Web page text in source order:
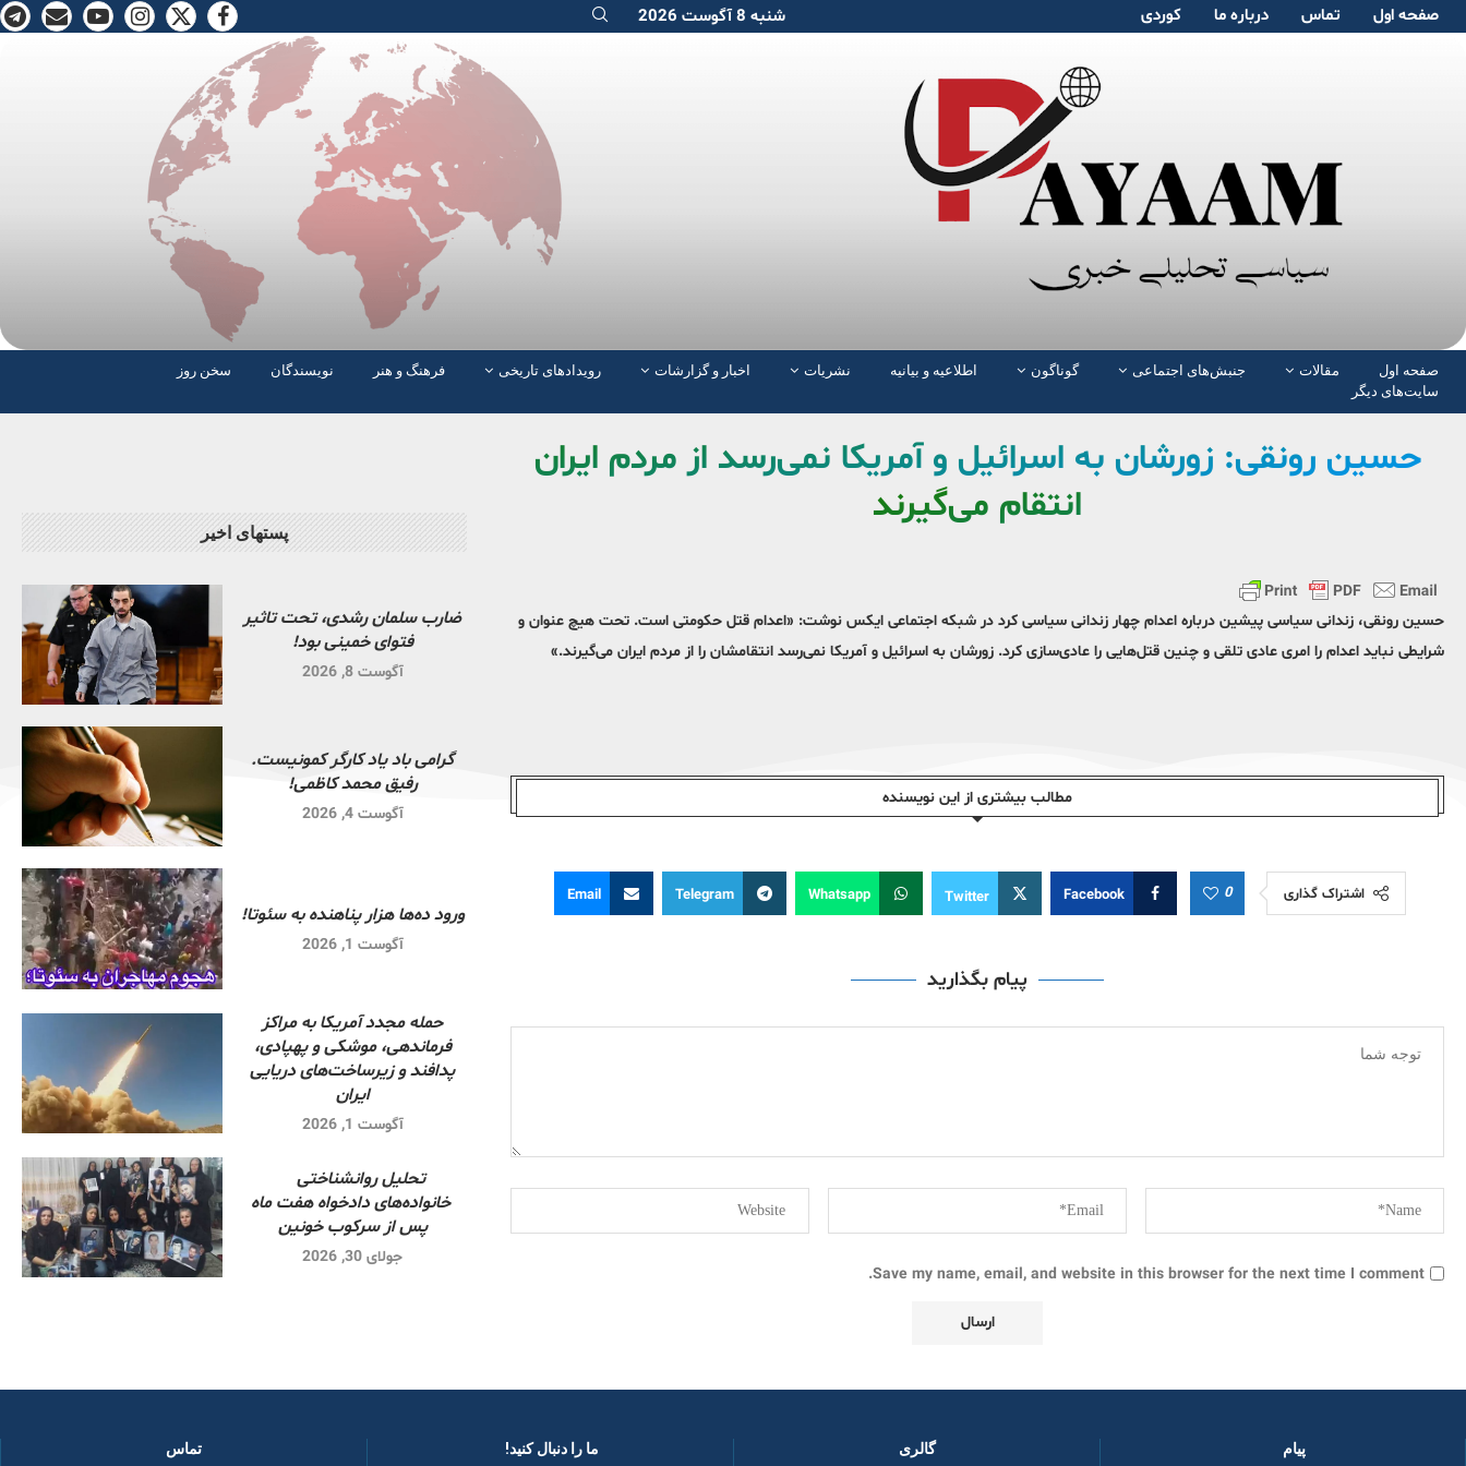
صفحە اول تماس دربارە ما کوردی شنبه 8 آگوست 2026
صفحە اول مقالات جنبش‌های اجتماعی گوناگون اطلاعیه و بیانیه نشریات اخبار و گزارشات رویدادهای تاریخی فرهنگ و هنر نویسندگان
سخن روز
سایت‌های دیگر
حسین رونقی: زورشان به اسرائیل و آمریکا نمی‌رسد از مردم ایران
انتقام می‌گیرند
حسین رونقی، زندانی سیاسی پیشین درباره اعدام چهار زندانی سیاسی کرد در شبکه اجتماعی ایکس نوشت: «اعدام قتل حکومتی است. تحت هیچ‌ عنوان و
شرایطی نباید اعدام را امری عادی تلقی و چنین قتل‌هایی را عادی‌سازی کرد. زورشان به اسرائیل و آمریکا نمی‌رسد انتقامشان را از مردم ایران می‌گیرند.»
مطالب بیشتری از این نویسندە
اشتراک گذاری 0
Facebook
Twitter
Whatsapp
Telegram
Email
پیام بگذارید
Save my name, email, and website in this browser for the next time I comment.
پستهای اخیر
ضارب سلمان رشدی، تحت تاثیر
فتوای خمینی بود!
آگوست 8, 2026
گرامی باد یاد کارگر کمونیست.
رفیق محمد کاظمی!
آگوست 4, 2026
ورود ده‌ها هزار پناهنده به سئوتا!
آگوست 1, 2026
حمله مجدد آمریکا به مراکز
فرماندهی، موشکی و پهپادی،
پدافند و زیرساخت‌های دریایی
ایران
آگوست 1, 2026
تحلیل روانشناختی
خانواده‌های دادخواه هفت ماه
پس از سرکوب خونین
جولای 30, 2026
پیام گالری ما را دنبال کنید! ​ تماس